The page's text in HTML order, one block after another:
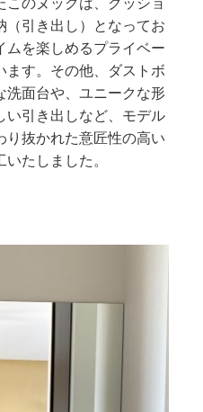
（引き出し）となってお
ムを楽しめるプライベー
ます。その他、ダストボ
洗面台や、ユニークな形
い引き出しなど、モデル
り抜かれた意匠性の高い
たしました。